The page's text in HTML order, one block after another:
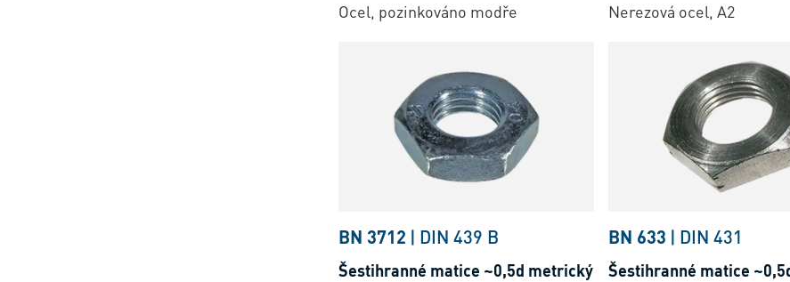
Ocel, pozinkováno modře
Nerezová ocel, A2
BN 3712 | DIN 439 B
Šestihranné matice ~0,5d metrický
BN 633 | DIN 431
Šestihranné matice